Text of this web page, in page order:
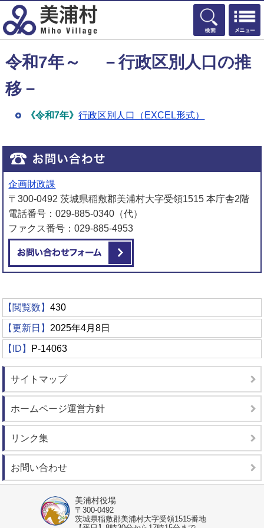
検索
令和7年～ －行政区別人口の推
移－
《令和7年》行政区別人口（ EXCEL形式）
企画財政課
〒300-0492 茨城県稲敷郡美浦村大字受領1515 本庁舎2階
電話番号：029-885-0340（代）
ファクス番号：029-885-4953
【閲覧数】430
【更新日】 2025年4月8日
【ID】 P-14063
サイトマップ
ホームページ運営方針
リンク集
お問い合わせ
美浦村役場
〒300-0492
茨城県稲敷郡美浦村大字受領1515番地